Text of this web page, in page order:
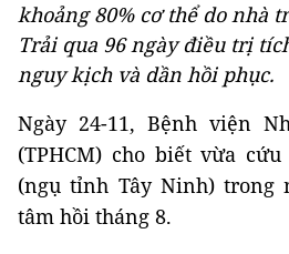
khoảng 80% cơ thể do nhà
Trải qua 96 ngày điều trị
nguy kịch và dần hồi phục.
Ngày 24-11, Bệnh viện
(TPHCM) cho biết vừa
(ngụ tỉnh Tây Ninh) trong
tâm hồi tháng 8.